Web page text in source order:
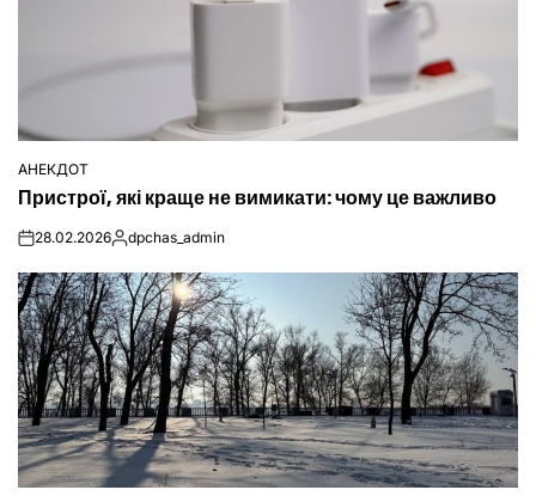
ОПУБЛІКУВАТИ
АНЕКДОТ
Пристрої, які краще не вимикати: чому це важливо
on28.02.2026Опубліковано
dpchas_admin